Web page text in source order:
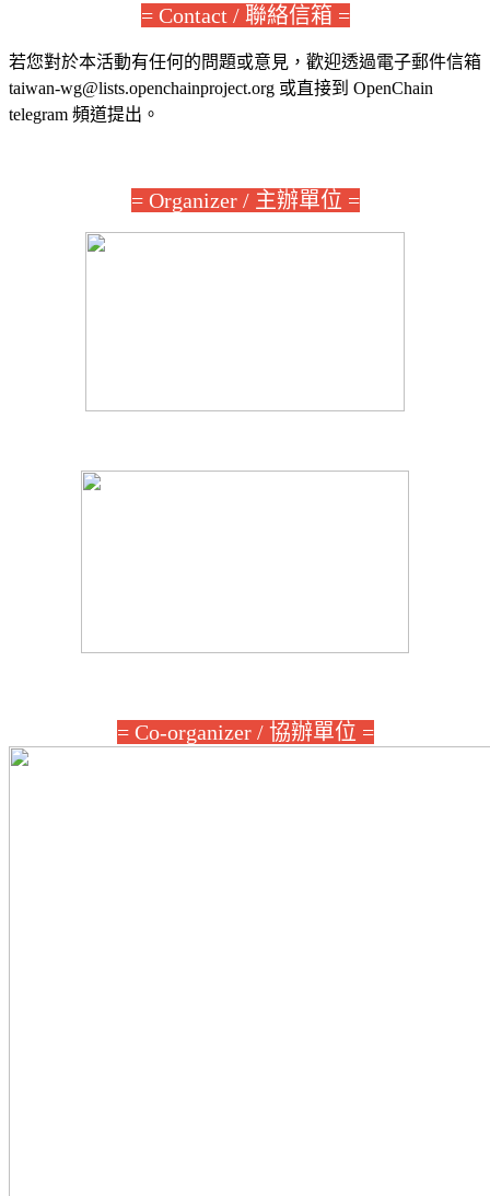
= Contact / 聯絡信箱 =
若您對於本活動有任何的問題或意見，歡迎透過電子郵件信箱
taiwan-wg@lists.openchainproject.org 或直接到 OpenChain
telegram 頻道提出。
= Organizer / 主辦單位 =
= Co-organizer / 協辦單位 =